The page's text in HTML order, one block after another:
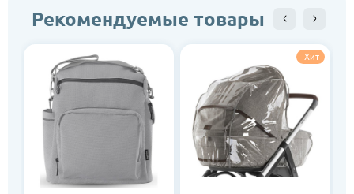
Рекомендуемые товары
Хит